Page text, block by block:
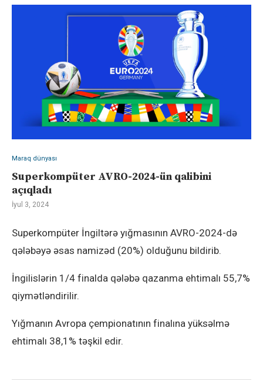
Maraq dünyası
Superkompüter AVRO-2024-ün qalibini
açıqladı
İyul 3, 2024
Superkompüter İngiltərə yığmasının AVRO-2024-də
qələbəyə əsas namizəd (20%) olduğunu bildirib.
İngilislərin 1/4 finalda qələbə qazanma ehtimalı 55,7%
qiymətləndirilir.
Yığmanın Avropa çempionatının finalına yüksəlmə
ehtimalı 38,1% təşkil edir.